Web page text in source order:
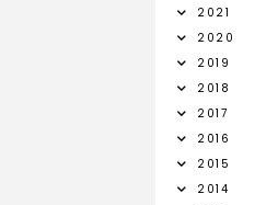
2021
2020
2019
2018
2017
2016
2015
2014